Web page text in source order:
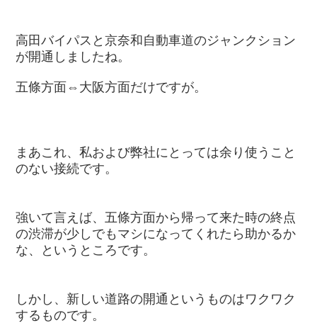
高田バイパスと京奈和自動車道のジャンクション
が開通しましたね。
五條方面⇔大阪方面だけですが。
まあこれ、私および弊社にとっては余り使うこと
のない接続です。
強いて言えば、五條方面から帰って来た時の終点
の渋滞が少しでもマシになってくれたら助かるか
な、というところです。
しかし、新しい道路の開通というものはワクワク
するものです。